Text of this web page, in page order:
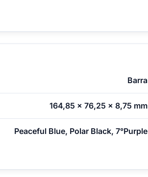
Barra
164,85 x 76,25 x 8,75 mm
Peaceful Blue, Polar Black, 7°Purple